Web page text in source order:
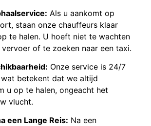
Als u aankomt op
staan onze chauffeurs klaar
te halen. U hoeft niet te wachten
of te zoeken naar een taxi.
Onze service is 24/7
wat betekent dat we altijd
u op te halen, ongeacht het
vlucht.
een Lange Reis: Na een